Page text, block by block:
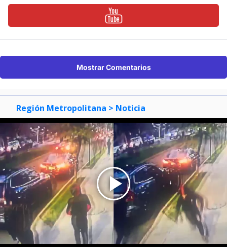
Mostrar Comentarios
Región Metropolitana > Noticia